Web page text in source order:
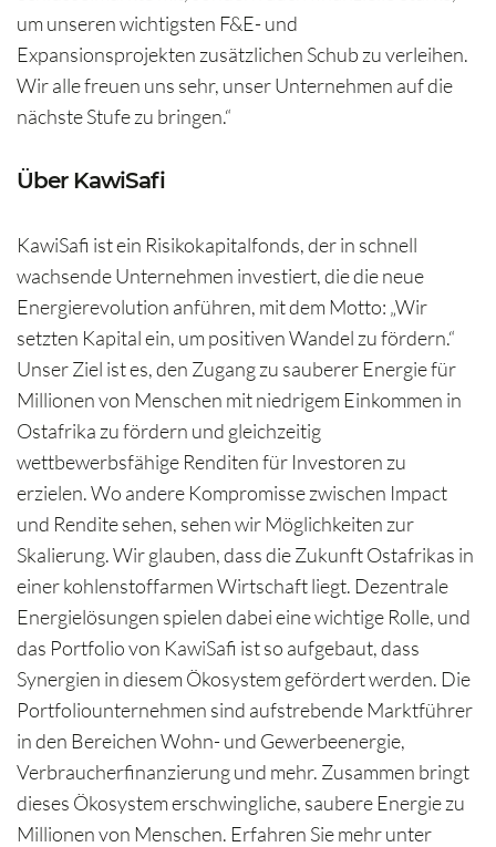
um unseren wichtigsten F&E- und
Expansionsprojekten zusätzlichen Schub zu verleihen.
Wir alle freuen uns sehr, unser Unternehmen auf die
nächste Stufe zu bringen.“
Über KawiSafi
KawiSafi ist ein Risikokapitalfonds, der in schnell
wachsende Unternehmen investiert, die die neue
Energierevolution anführen, mit dem Motto: „Wir
setzten Kapital ein, um positiven Wandel zu fördern.“
Unser Ziel ist es, den Zugang zu sauberer Energie für
Millionen von Menschen mit niedrigem Einkommen in
Ostafrika zu fördern und gleichzeitig
wettbewerbsfähige Renditen für Investoren zu
erzielen. Wo andere Kompromisse zwischen Impact
und Rendite sehen, sehen wir Möglichkeiten zur
Skalierung. Wir glauben, dass die Zukunft Ostafrikas in
einer kohlenstoffarmen Wirtschaft liegt. Dezentrale
Energielösungen spielen dabei eine wichtige Rolle, und
das Portfolio von KawiSafi ist so aufgebaut, dass
Synergien in diesem Ökosystem gefördert werden. Die
Portfoliounternehmen sind aufstrebende Marktführer
in den Bereichen Wohn- und Gewerbeenergie,
Verbraucherfinanzierung und mehr. Zusammen bringt
dieses Ökosystem erschwingliche, saubere Energie zu
Millionen von Menschen. Erfahren Sie mehr unter